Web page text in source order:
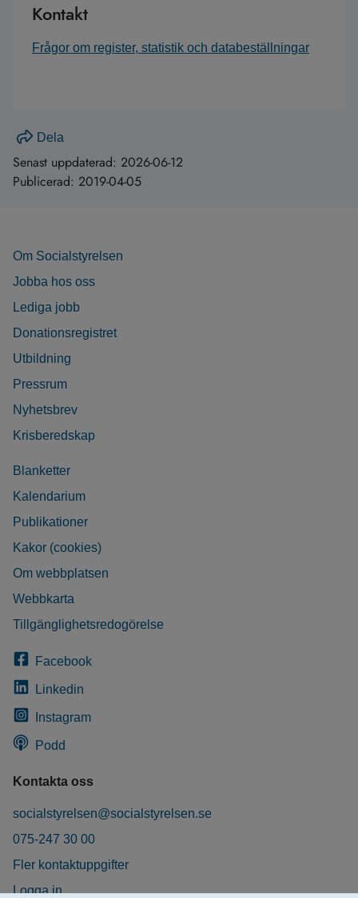
Kontakt
Frågor om register, statistik och databeställningar
Dela
Senast uppdaterad: 2026-06-12
Publicerad: 2019-04-05
Om Socialstyrelsen
Jobba hos oss
Lediga jobb
Donationsregistret
Utbildning
Pressrum
Nyhetsbrev
Krisberedskap
Blanketter
Kalendarium
Publikationer
Kakor (cookies)
Om webbplatsen
Webbkarta
Tillgänglighetsredogörelse
Facebook
Linkedin
Instagram
Podd
Kontakta oss
socialstyrelsen@socialstyrelsen.se
075-247 30 00
Fler kontaktuppgifter
Logga in